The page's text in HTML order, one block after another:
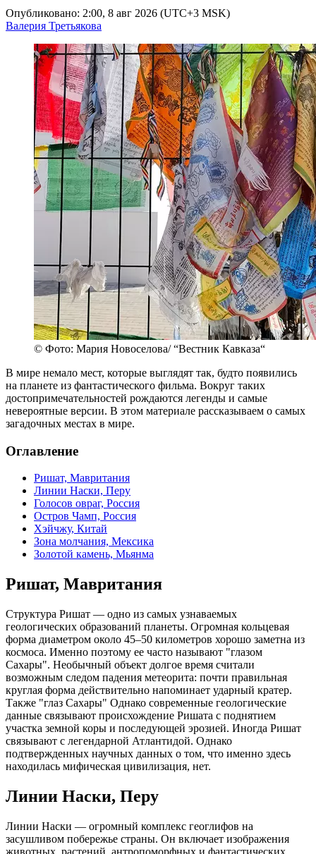
Опубликовано: 2:00, 8 авг 2026 (UTC+3 MSK)
Валерия Третьякова
© Фото: Мария Новоселова/ “Вестник Кавказа“
В мире немало мест, которые выглядят так, будто появились
на планете из фантастического фильма. Вокруг таких
достопримечательностей рождаются легенды и самые
невероятные версии. В этом материале рассказываем о самых
загадочных местах в мире.
Оглавление
Ришат, Мавритания
Линии Наски, Перу
Голосов овраг, Россия
Остров Чамп, Россия
Хэйчжу, Китай
Зона молчания, Мексика
Золотой камень, Мьянма
Ришат, Мавритания
Структура Ришат — одно из самых узнаваемых
геологических образований планеты. Огромная кольцевая
форма диаметром около 45–50 километров хорошо заметна из
космоса. Именно поэтому ее часто называют "глазом
Сахары". Необычный объект долгое время считали
возможным следом падения метеорита: почти правильная
круглая форма действительно напоминает ударный кратер.
Также "глаз Сахары" Однако современные геологические
данные связывают происхождение Ришата с поднятием
участка земной коры и последующей эрозией. Иногда Ришат
связывают с легендарной Атлантидой. Однако
подтвержденных научных данных о том, что именно здесь
находилась мифическая цивилизация, нет.
Линии Наски, Перу
Линии Наски — огромный комплекс геоглифов на
засушливом побережье страны. Он включает изображения
животных, растений, антропоморфных и фантастических